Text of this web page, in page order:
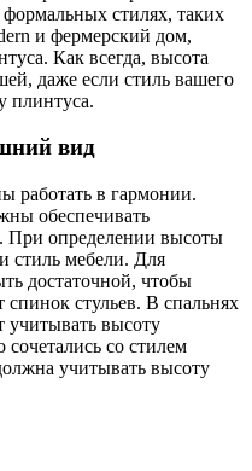
стилях, таких
и фермерский дом,
Как всегда, высота
даже если стиль вашего
плинтуса.
вид
работать в гармонии.
обеспечивать
При определении высоты
стиль мебели. Для
достаточной, чтобы
спинок стульев. В спальнях
учитывать высоту
со стилем
учитывать высоту